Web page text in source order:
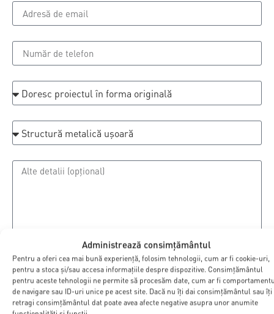
Administrează consimțământul
Pentru a oferi cea mai bună experiență, folosim tehnologii, cum ar fi cookie-uri,
pentru a stoca și/sau accesa informațiile despre dispozitive. Consimțământul
pentru aceste tehnologii ne permite să procesăm date, cum ar fi
de navigare sau ID-uri unice pe acest site. Dacă nu îți dai consimțământul sau îți
retragi consimțământul dat poate avea afecte negative asupra unor anumite
Doresc reprezentare pentru avize și autorizații
(prețuri începând de la 1000 €)